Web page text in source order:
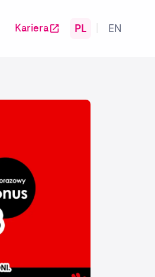
Kariera PL EN